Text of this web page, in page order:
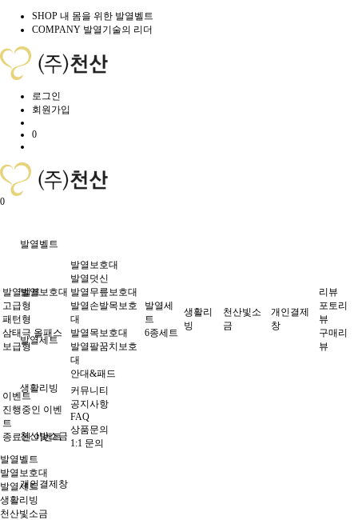
SHOP 내 몸을 위한 발열벨트
COMPANY 발열기술의 리더
로그인
회원가입
0
0
발열벨트
발열보호대
발열세트
생활리빙
천산빛소금
개인결제창
발열벨트
고급형
패턴형
삼태극 올패스
보급형
발열보호대
발열덧신
발열무릎보호대
발열손발목보호
대
발열목보호대
발열팔꿈치보호
대
안대&패드
발열세
트
6종세트
생활리
빙
천산빛소
금
개인결제
창
리뷰
포토리
뷰
구매리
뷰
이벤트
진행중인 이벤
트
종료된 이벤트
커뮤니티
공지사항
FAQ
상품문의
1:1 문의
발열벨트
발열보호대
발열세트
생활리빙
천산빛소금